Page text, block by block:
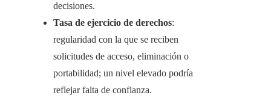
decisiones.
Tasa de ejercicio de derechos:
regularidad con la que se reciben
solicitudes de acceso, eliminación o
portabilidad; un nivel elevado podría
reflejar falta de confianza.